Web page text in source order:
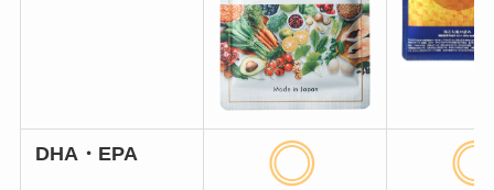
DHA・EPA